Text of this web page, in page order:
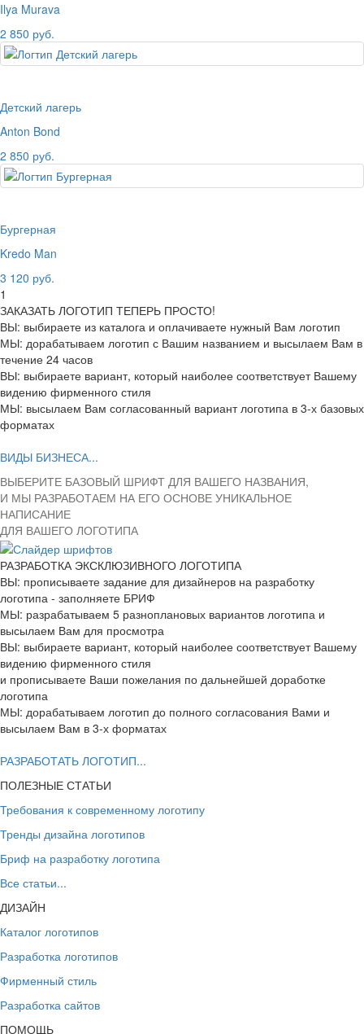
Ilya Murava
2 850 руб.
Детский лагерь
Anton Bond
2 850 руб.
Бургерная
Kredo Man
3 120 руб.
1
ЗАКАЗАТЬ ЛОГОТИП ТЕПЕРЬ ПРОСТО!
ВЫ: выбираете из каталога и оплачиваете нужный Вам логотип
МЫ: дорабатываем логотип с Вашим названием и высылаем Вам в
течение 24 часов
ВЫ: выбираете вариант, который наиболее соответствует Вашему
видению фирменного стиля
МЫ: высылаем Вам согласованный вариант логотипа в 3-х базовых
форматах
ВИДЫ БИЗНЕСА...
ВЫБЕРИТЕ БАЗОВЫЙ ШРИФТ ДЛЯ ВАШЕГО НАЗВАНИЯ,
И МЫ РАЗРАБОТАЕМ НА ЕГО ОСНОВЕ УНИКАЛЬНОЕ
НАПИСАНИЕ
ДЛЯ ВАШЕГО ЛОГОТИПА
РАЗРАБОТКА ЭКСКЛЮЗИВНОГО ЛОГОТИПА
ВЫ: прописываете задание для дизайнеров на разработку
логотипа - заполняете БРИФ
МЫ: разрабатываем 5 разноплановых вариантов логотипа и
высылаем Вам для просмотра
ВЫ: выбираете вариант, который наиболее соответствует Вашему
видению фирменного стиля
и прописываете Ваши пожелания по дальнейшей доработке
логотипа
МЫ: дорабатываем логотип до полного согласования Вами и
высылаем Вам в 3-х форматах
РАЗРАБОТАТЬ ЛОГОТИП...
ПОЛЕЗНЫЕ СТАТЬИ
Требования к современному логотипу
Тренды дизайна логотипов
Бриф на разработку логотипа
Все статьи...
ДИЗАЙН
Каталог логотипов
Разработка логотипов
Фирменный стиль
Разработка сайтов
ПОМОЩЬ